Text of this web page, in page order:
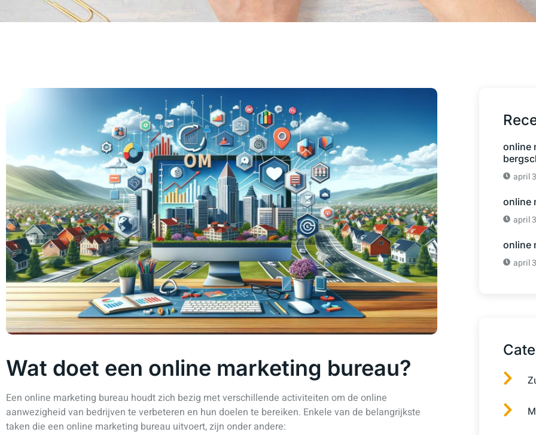
Wat doet een online marketing bureau?
Een online marketing bureau houdt zich bezig met verschillende activiteiten om de online
aanwezigheid van bedrijven te verbeteren en hun doelen te bereiken. Enkele van de belangrijkste
taken die een online marketing bureau uitvoert, zijn onder andere:
online
april
online
april
online
april